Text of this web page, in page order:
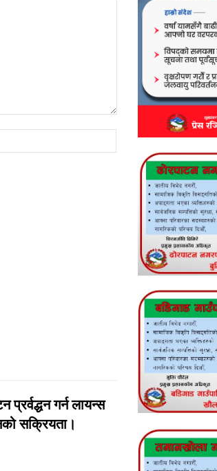
Website:
प्रर्वद्धन गर्न लायन्स
सक्रियता।